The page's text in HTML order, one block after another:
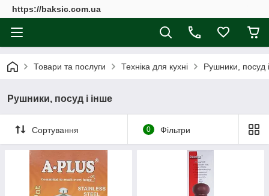
https://baksic.com.ua
Товари та послуги Техніка для кухні Рушники, посуд
Рушники, посуд і інше
Сортування 0 Фільтри